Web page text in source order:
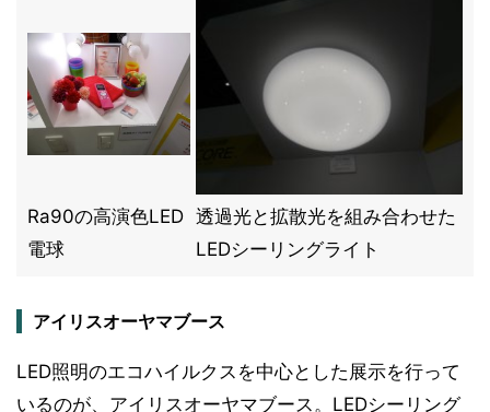
Ra90の高演色LED
電球
透過光と拡散光を組み合わせた
LEDシーリングライト
アイリスオーヤマブース
LED照明のエコハイルクスを中心とした展示を行って
いるのが、アイリスオーヤマブース。LEDシーリング